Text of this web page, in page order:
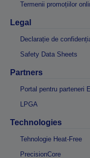
Termenii promoțiilor
Legal
Declarație de
Safety Data Sheets
Partners
Portal pentru parteneri
LPGA
Technologies
Tehnologie Heat-Free
PrecisionCore